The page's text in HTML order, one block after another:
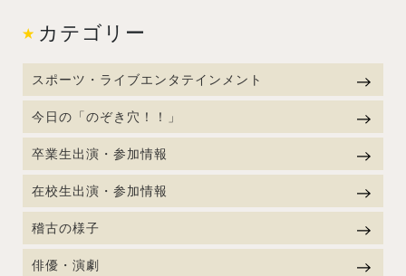
カテゴリー
スポーツ・ライブエンタテインメント
今日の「のぞき穴！！」
卒業生出演・参加情報
在校生出演・参加情報
稽古の様子
俳優・演劇